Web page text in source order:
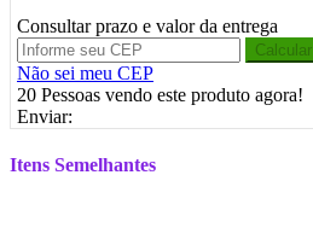
Consultar prazo e valor da entrega
Calcular
Não sei meu CEP
20 Pessoas vendo este produto agora!
Enviar:
Itens Semelhantes